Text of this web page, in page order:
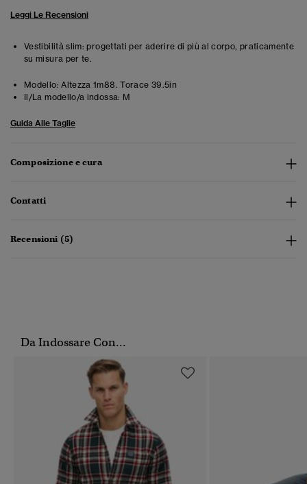
Leggi Le Recensioni
Vestibilità slim: progettati per aderire di più al corpo, praticamente
su misura per te.
Modello: Altezza 1m88. Torace 39.5in
Il/La modello/a indossa: M
Guida Alle Taglie
Composizione e cura
Contatti
Recensioni (5)
Da Indossare Con...